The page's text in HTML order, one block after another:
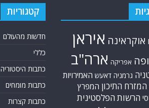
אוקראינה איראן
אפריקה ארה"ב
גרמניה דאעש האמירויות
המזרח התיכון המפרץ
הרשות הפלסטינית
קטגוריות
חדשות מהעולם
כללי
כתבות היסטוריה
כתבות מומחים
כתבות קצרות